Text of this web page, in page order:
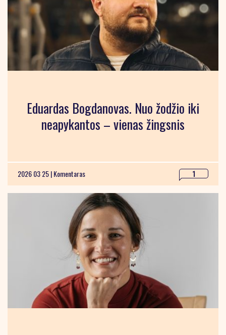
Eduardas Bogdanovas. Nuo žodžio iki
neapykantos – vienas žingsnis
2026 03 25 |Komentaras 1